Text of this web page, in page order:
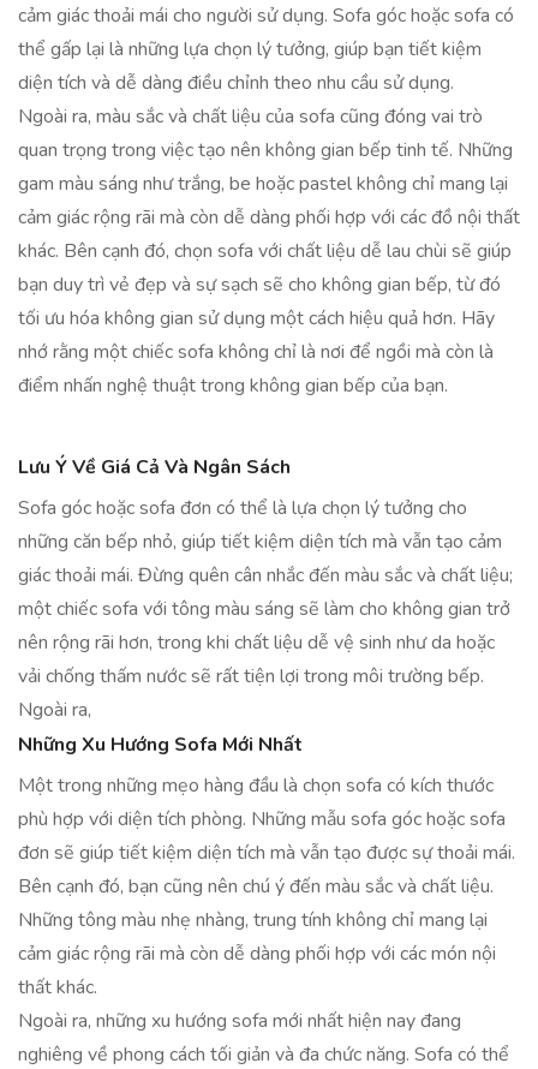
cảm giác thoải mái cho người sử dụng. Sofa góc hoặc sofa có
thể gấp lại là những lựa chọn lý tưởng, giúp bạn tiết kiệm
diện tích và dễ dàng điều chỉnh theo nhu cầu sử dụng.
Ngoài ra, màu sắc và chất liệu của sofa cũng đóng vai trò
quan trọng trong việc tạo nên không gian bếp tinh tế. Những
gam màu sáng như trắng, be hoặc pastel không chỉ mang lại
cảm giác rộng rãi mà còn dễ dàng phối hợp với các đồ nội thất
khác. Bên cạnh đó, chọn sofa với chất liệu dễ lau chùi sẽ giúp
bạn duy trì vẻ đẹp và sự sạch sẽ cho không gian bếp, từ đó
tối ưu hóa không gian sử dụng một cách hiệu quả hơn. Hãy
nhớ rằng một chiếc sofa không chỉ là nơi để ngồi mà còn là
điểm nhấn nghệ thuật trong không gian bếp của bạn.
Lưu Ý Về Giá Cả Và Ngân Sách
Sofa góc hoặc sofa đơn có thể là lựa chọn lý tưởng cho
những căn bếp nhỏ, giúp tiết kiệm diện tích mà vẫn tạo cảm
giác thoải mái. Đừng quên cân nhắc đến màu sắc và chất liệu;
một chiếc sofa với tông màu sáng sẽ làm cho không gian trở
nên rộng rãi hơn, trong khi chất liệu dễ vệ sinh như da hoặc
vải chống thấm nước sẽ rất tiện lợi trong môi trường bếp.
Ngoài ra,
Những Xu Hướng Sofa Mới Nhất
Một trong những mẹo hàng đầu là chọn sofa có kích thước
phù hợp với diện tích phòng. Những mẫu sofa góc hoặc sofa
đơn sẽ giúp tiết kiệm diện tích mà vẫn tạo được sự thoải mái.
Bên cạnh đó, bạn cũng nên chú ý đến màu sắc và chất liệu.
Những tông màu nhẹ nhàng, trung tính không chỉ mang lại
cảm giác rộng rãi mà còn dễ dàng phối hợp với các món nội
thất khác.
Ngoài ra, những xu hướng sofa mới nhất hiện nay đang
nghiêng về phong cách tối giản và đa chức năng. Sofa có thể